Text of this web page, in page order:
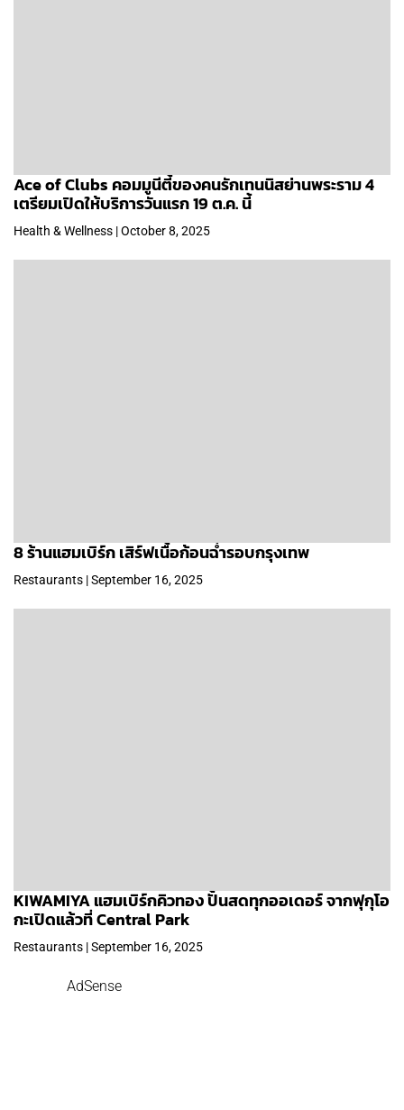
Ace of Clubs คอมมูนีตี้ของคนรักเทนนิสย่านพระราม 4
เตรียมเปิดให้บริการวันแรก 19 ต.ค. นี้
Health & Wellness | October 8, 2025
8 ร้านแฮมเบิร์ก เสิร์ฟเนื้อก้อนฉ่ำรอบกรุงเทพ
Restaurants | September 16, 2025
KIWAMIYA แฮมเบิร์กคิวทอง ปั้นสดทุกออเดอร์ จากฟุกุโอ
กะเปิดแล้วที่ Central Park
Restaurants | September 16, 2025
AdSense